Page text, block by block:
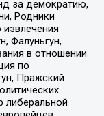
за демократию,
Родники
извлечения
Фалуньгун,
в отношении
по
Пражский
либеральной